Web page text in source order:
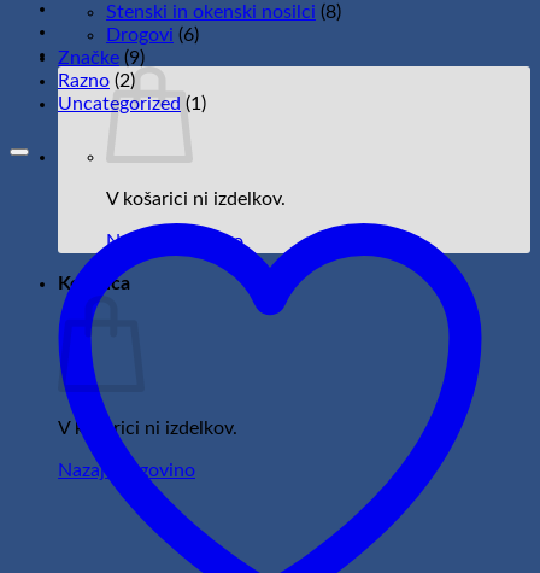
V košarici ni izdelkov.
Nazaj v trgovino
Košarica
V košarici ni izdelkov.
Nazaj v trgovino
Stenski in okenski nosilci (8)
Drogovi (6)
Značke (9)
Razno (2)
Uncategorized (1)